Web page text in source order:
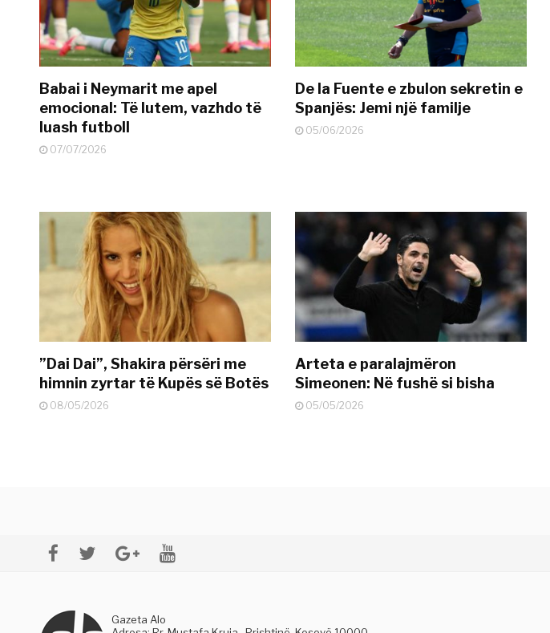
Babai i Neymarit me apel
emocional: Të lutem, vazhdo të
luash futboll
07/07/2026
De la Fuente e zbulon sekretin e
Spanjës: Jemi një familje
05/06/2026
”Dai Dai”, Shakira përsëri me
himnin zyrtar të Kupës së Botës
08/05/2026
Arteta e paralajmëron
Simeonen: Në fushë si bisha
05/05/2026
Gazeta Alo